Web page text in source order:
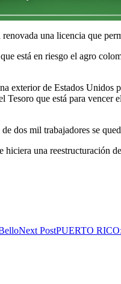
una licencia que
está en riesgo el agro
de Estados Unidos
que está para
dos mil trabajadores se
una reestructuración
Next PostPUERTO